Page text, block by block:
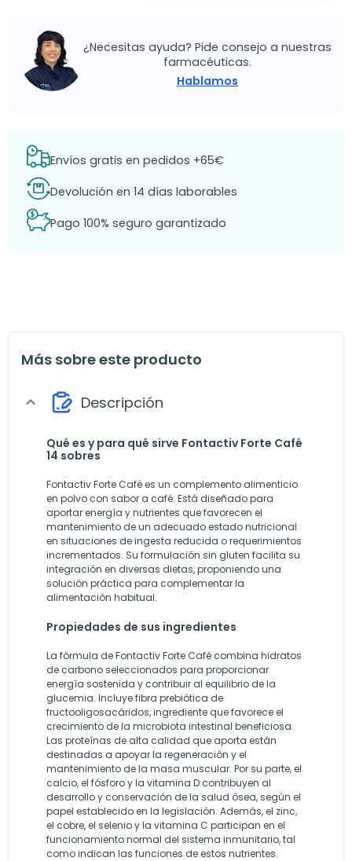
¿Necesitas ayuda? Pide consejo a nuestras
farmacéuticas.
Hablamos
Envíos gratis en pedidos +65€
Devolución en 14 días laborables
Pago 100% seguro garantizado
Más sobre este producto
expand_more Descripción
Qué es y para qué sirve Fontactiv Forte Café
14 sobres
Fontactiv Forte Café es un complemento alimenticio
en polvo con sabor a café. Está diseñado para
aportar energía y nutrientes que favorecen el
mantenimiento de un adecuado estado nutricional
en situaciones de ingesta reducida o requerimientos
incrementados. Su formulación sin gluten facilita su
integración en diversas dietas, proponiendo una
solución práctica para complementar la
alimentación habitual.
Propiedades de sus ingredientes
La fórmula de Fontactiv Forte Café combina hidratos
de carbono seleccionados para proporcionar
energía sostenida y contribuir al equilibrio de la
glucemia. Incluye fibra prebiótica de
fructooligosacáridos, ingrediente que favorece el
crecimiento de la microbiota intestinal beneficiosa.
Las proteínas de alta calidad que aporta están
destinadas a apoyar la regeneración y el
mantenimiento de la masa muscular. Por su parte, el
calcio, el fósforo y la vitamina D contribuyen al
desarrollo y conservación de la salud ósea, según el
papel establecido en la legislación. Además, el zinc,
el cobre, el selenio y la vitamina C participan en el
funcionamiento normal del sistema inmunitario, tal
como indican las funciones de estos nutrientes.